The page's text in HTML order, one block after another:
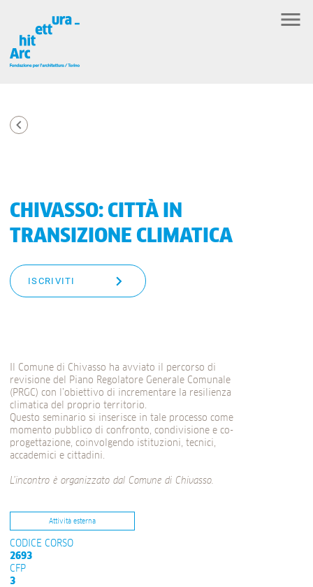
CHIVASSO: CITTÀ IN
TRANSIZIONE CLIMATICA
ISCRIVITI
Il Comune di Chivasso ha avviato il percorso di
revisione del Piano Regolatore Generale Comunale
(PRGC) con l’obiettivo di incrementare la resilienza
climatica del proprio territorio.
Questo seminario si inserisce in tale processo come
momento pubblico di confronto, condivisione e co-
progettazione, coinvolgendo istituzioni, tecnici,
accademici e cittadini.
L’incontro è organizzato dal Comune di Chivasso.
Attività esterna
CODICE CORSO
2693
CFP
3